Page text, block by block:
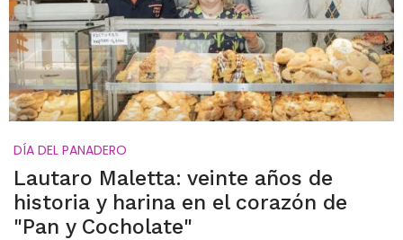
DÍA DEL PANADERO
Lautaro Maletta: veinte años de
historia y harina en el corazón de
"Pan y Cocholate"